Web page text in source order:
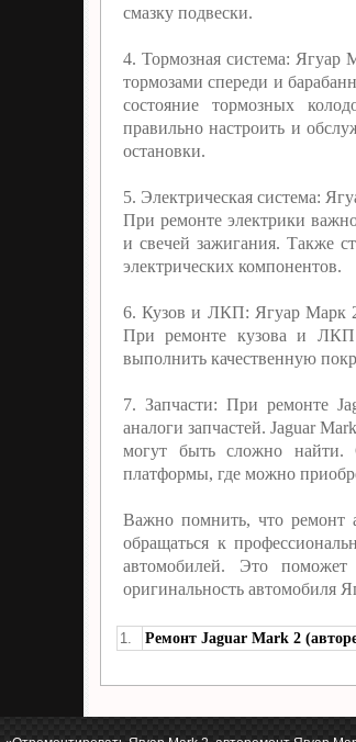
смазку подвески.
4. Тормозная система: Ягуар
тормозами спереди и
состояние тормозных
правильно настроить и
остановки.
5. Электрическая система:
При ремонте электрики важно
и свечей зажигания. Также
электрических компонентов.
6. Кузов и ЛКП: Ягуар Марк
При ремонте кузова и ЛКП
выполнить качественную
7. Запчасти: При ремонте
аналоги запчастей. Jaguar
могут быть сложно найти.
платформы, где можно
Важно помнить, что ремонт
обращаться к
автомобилей. Это поможет
оригинальность автомобиля
1. Ремонт Jaguar Mark 2